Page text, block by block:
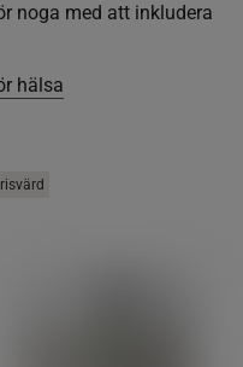
noga med att inkludera
hälsa